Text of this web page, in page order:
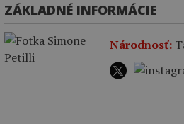
ZÁKLADNÉ INFORMÁCIE
Národnosť: